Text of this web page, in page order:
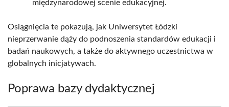
międzynarodowej scenie edukacyjnej.
Osiągnięcia te pokazują, jak Uniwersytet Łódzki
nieprzerwanie dąży do podnoszenia standardów edukacji i
badań naukowych, a także do aktywnego uczestnictwa w
globalnych inicjatywach.
Poprawa bazy dydaktycznej